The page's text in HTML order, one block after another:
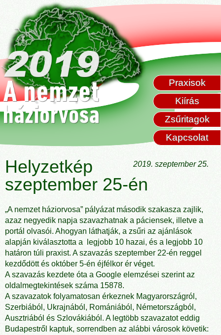
Praxisok
Kiírás
Zsűritagok
Kapcsolat
2019. szeptember 25.
Helyzetkép
szeptember 25-én
„A nemzet háziorvosa” pályázat második szakasza zajlik,
azaz negyedik napja szavazhatnak a páciensek, illetve a
portál olvasói. Ahogyan láthatják, a zsűri az ajánlások
alapján kiválasztotta a legjobb 10 hazai, és a legjobb 10
határon túli praxist. A szavazás szeptember 22-én reggel
kezdődött és október 5-én éjfélkor ér véget.
A szavazás kezdete óta a Google elemzései szerint az
oldalmegtekintések száma 15878.
A szavazatok folyamatosan érkeznek Magyarországról,
Szerbiából, Ukrajnából, Romániából, Németországból,
Ausztriából és Szlovákiából. A legtöbb szavazatot eddig
Budapestről kaptuk, sorrendben az alábbi városok követik: